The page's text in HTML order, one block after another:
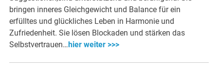
bringen inneres Gleichgewicht und Balance für ein
erfülltes und glückliches Leben in Harmonie und
Zufriedenheit. Sie lösen Blockaden und stärken das
Selbstvertrauen… hier weiter >>>